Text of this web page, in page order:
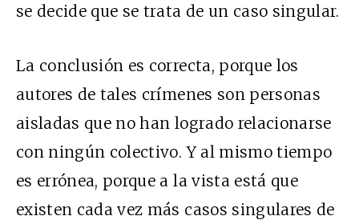
se decide que se trata de un caso singular.
La conclusión es correcta, porque los
autores de tales crímenes son personas
aisladas que no han logrado relacionarse
con ningún colectivo. Y al mismo tiempo
es errónea, porque a la vista está que
existen cada vez más casos singulares de